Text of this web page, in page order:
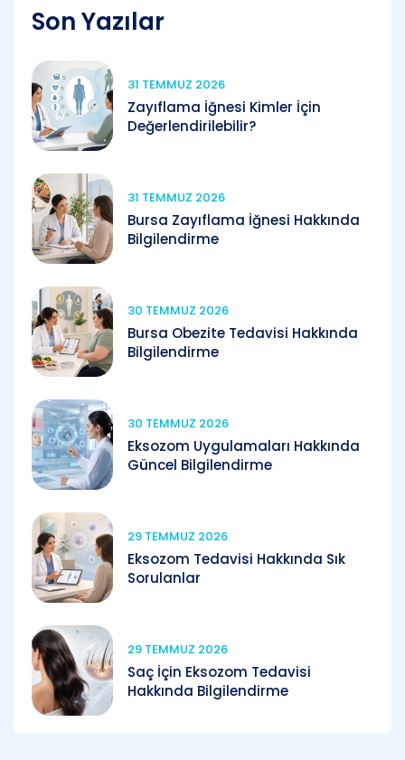
Son Yazılar
31 TEMMUZ 2026
Zayıflama İğnesi Kimler İçin
Değerlendirilebilir?
31 TEMMUZ 2026
Bursa Zayıflama İğnesi Hakkında
Bilgilendirme
30 TEMMUZ 2026
Bursa Obezite Tedavisi Hakkında
Bilgilendirme
30 TEMMUZ 2026
Eksozom Uygulamaları Hakkında
Güncel Bilgilendirme
29 TEMMUZ 2026
Eksozom Tedavisi Hakkında Sık
Sorulanlar
29 TEMMUZ 2026
Saç İçin Eksozom Tedavisi
Hakkında Bilgilendirme